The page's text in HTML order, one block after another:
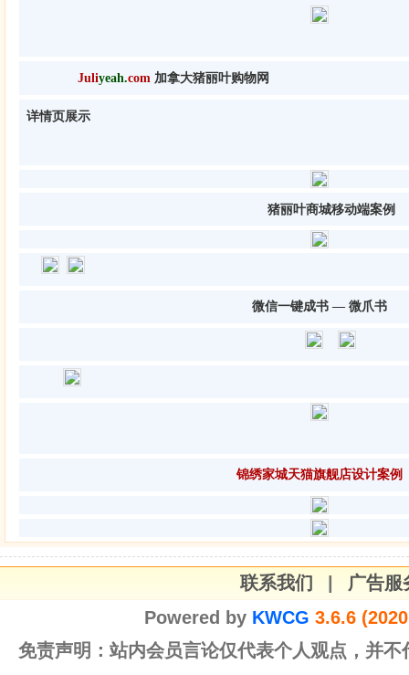
Juliyeah.com 加拿大猪丽叶购物网
详情页展示
猪丽叶商城移动端案例
微信一键成书 — 微爪书
锦绣家城天猫旗舰店设计案例
联系我们
广告服
Powered by KWCG 3.6.6
免责声明：站内会员言论仅代表个人观点，并